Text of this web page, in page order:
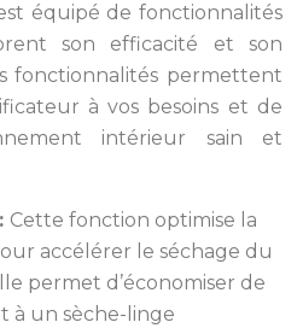
équipé de fonctionnalités
son efficacité et son
fonctionnalités permettent
à vos besoins et de
intérieur sain et
Cette fonction optimise la
accélérer le séchage du
permet d’économiser de
à un sèche-linge